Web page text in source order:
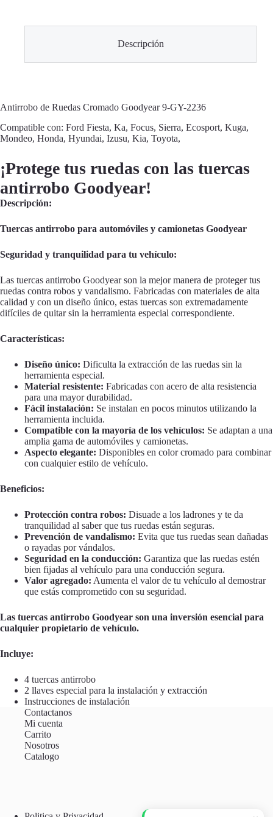
Descripción
Antirrobo de Ruedas Cromado Goodyear 9-GY-2236
Compatible con: Ford Fiesta, Ka, Focus, Sierra, Ecosport, Kuga,
Mondeo, Honda, Hyundai, Izusu, Kia, Toyota,
¡Protege tus ruedas con las tuercas
antirrobo Goodyear!
Descripción:
Tuercas antirrobo para automóviles y camionetas Goodyear
Seguridad y tranquilidad para tu vehículo:
Las tuercas antirrobo Goodyear son la mejor manera de proteger tus
ruedas contra robos y vandalismo. Fabricadas con materiales de alta
calidad y con un diseño único, estas tuercas son extremadamente
difíciles de quitar sin la herramienta especial correspondiente.
Características:
Diseño único: Dificulta la extracción de las ruedas sin la
herramienta especial.
Material resistente: Fabricadas con acero de alta resistencia
para una mayor durabilidad.
Fácil instalación: Se instalan en pocos minutos utilizando la
herramienta incluida.
Compatible con la mayoría de los vehículos: Se adaptan a una
amplia gama de automóviles y camionetas.
Aspecto elegante: Disponibles en color cromado para combinar
con cualquier estilo de vehículo.
Beneficios:
Protección contra robos: Disuade a los ladrones y te da
tranquilidad al saber que tus ruedas están seguras.
Prevención de vandalismo: Evita que tus ruedas sean dañadas
o rayadas por vándalos.
Seguridad en la conducción: Garantiza que las ruedas estén
bien fijadas al vehículo para una conducción segura.
Valor agregado: Aumenta el valor de tu vehículo al demostrar
que estás comprometido con su seguridad.
Las tuercas antirrobo Goodyear son una inversión esencial para
cualquier propietario de vehículo.
Incluye:
4 tuercas antirrobo
2 llaves especial para la instalación y extracción
Instrucciones de instalación
Contactanos
Mi cuenta
Carrito
Nosotros
Catalogo